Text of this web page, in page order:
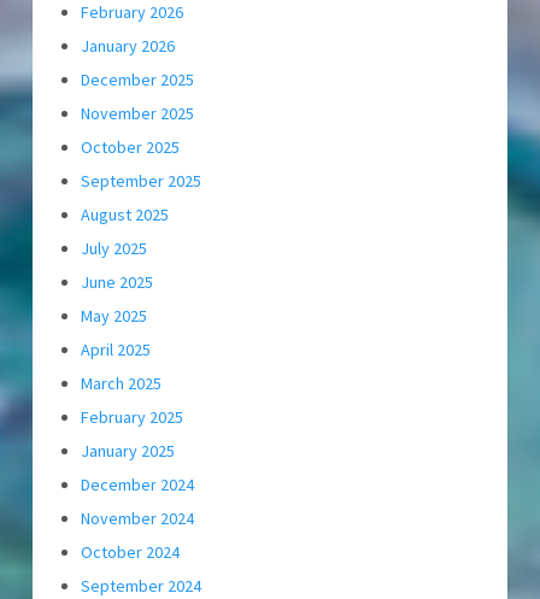
February 2026
January 2026
December 2025
November 2025
October 2025
September 2025
August 2025
July 2025
June 2025
May 2025
April 2025
March 2025
February 2025
January 2025
December 2024
November 2024
October 2024
September 2024